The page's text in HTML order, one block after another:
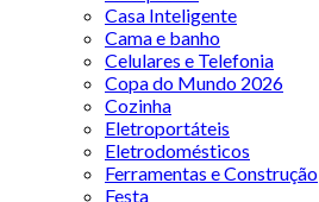
Casa Inteligente
Cama e banho
Celulares e Telefonia
Copa do Mundo 2026
Cozinha
Eletroportáteis
Eletrodomésticos
Ferramentas e Construção
Festa